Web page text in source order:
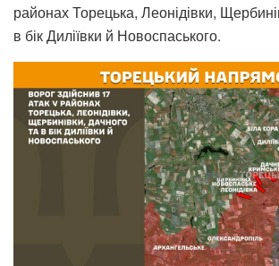
районах Торецька, Леонідівки,
в бік Диліївки й Новоспаського.